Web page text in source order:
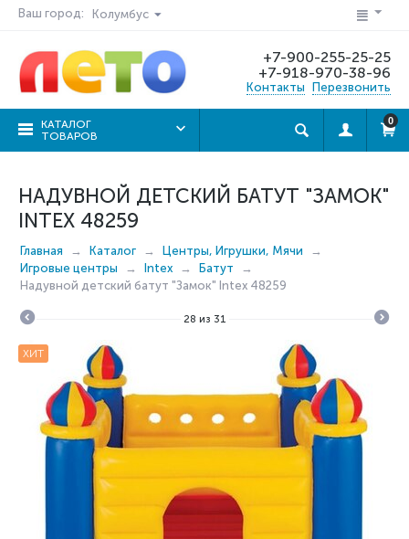
Ваш город: Колумбус
+7-900-255-25-25
+7-918-970-38-96
Контакты Перезвонить
КАТАЛОГ
ТОВАРОВ
0
НАДУВНОЙ ДЕТСКИЙ БАТУТ "ЗАМОК"
INTEX 48259
Главная Каталог
Центры, Игрушки, Мячи
Игровые центры
Intex
Батут
Надувной детский батут "Замок" Intex 48259
28 из 31
ХИТ